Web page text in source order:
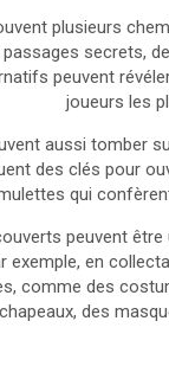
plusieurs
secrets,
peuvent
joueurs les
aussi tomber
des clés pour
qui
peuvent
exemple, en
comme des
des